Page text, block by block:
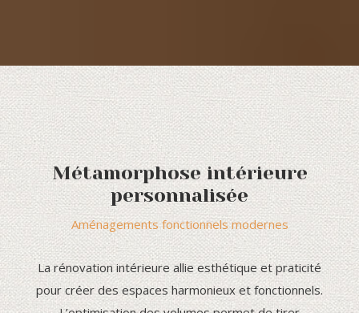
Métamorphose intérieure
personnalisée
Aménagements fonctionnels modernes
La rénovation intérieure allie esthétique et praticité
pour créer des espaces harmonieux et fonctionnels.